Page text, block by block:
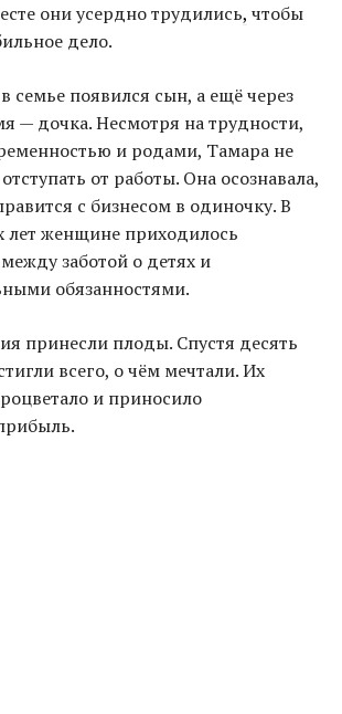
они усердно трудились, чтобы
дело.
семье появился сын, а ещё через
— дочка. Несмотря на трудности,
и родами, Тамара не
от работы. Она осознавала,
с бизнесом в одиночку. В
лет женщине приходилось
заботой о детях и
обязанностями.
принесли плоды. Спустя десять
всего, о чём мечтали. Их
и приносило